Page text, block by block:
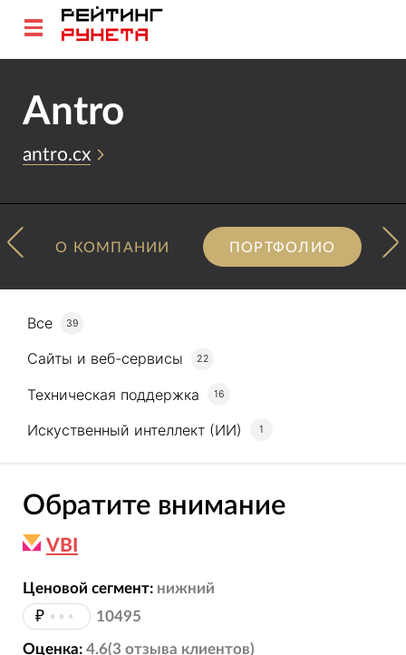
Antro
antro.cx
О КОМПАНИИ ПОРТФОЛИО
Все 39
Сайты и веб-сервисы 22
Техническая поддержка 16
Искуственный интеллект (ИИ) 1
Обратите внимание
VBI
Ценовой сегмент: нижний
₽ ••• 10495
Оценка: 4.6(3 отзыва клиентов)